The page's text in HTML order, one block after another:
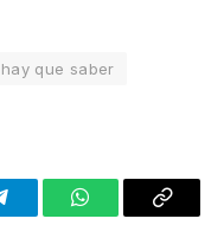
que saber
WhatsAppCopy